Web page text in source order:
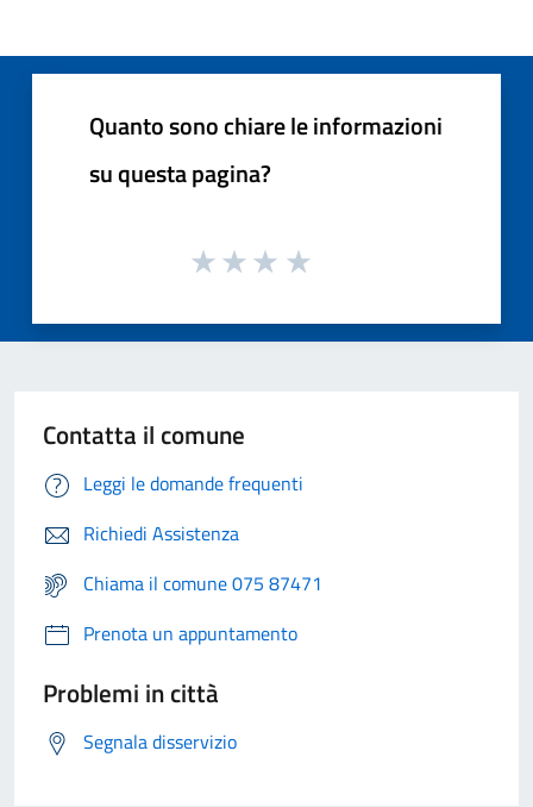
Quanto sono chiare le informazioni
su questa pagina?
Contatta il comune
Leggi le domande frequenti
Richiedi Assistenza
Chiama il comune 075 87471
Prenota un appuntamento
Problemi in città
Segnala disservizio